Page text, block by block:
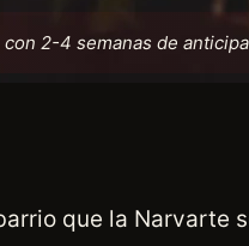
2-4 semanas de
que la Narvarte